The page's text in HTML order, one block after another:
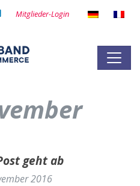
Mitglieder-Login
geht ab
2016